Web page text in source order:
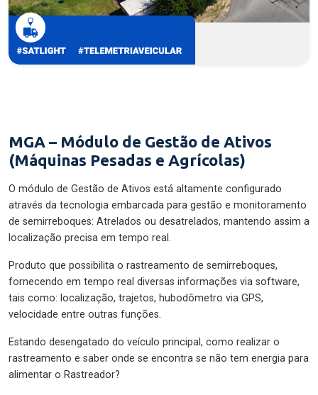
MGA – Módulo de Gestão de Ativos
(Máquinas Pesadas e Agrícolas)
O módulo de Gestão de Ativos está altamente configurado
através da tecnologia embarcada para gestão e monitoramento
de semirreboques: Atrelados ou desatrelados, mantendo assim a
localização precisa em tempo real.
Produto que possibilita o rastreamento de semirreboques,
fornecendo em tempo real diversas informações via software,
tais como: localização, trajetos, hubodômetro via GPS,
velocidade entre outras funções.
Estando desengatado do veículo principal, como realizar o
rastreamento e saber onde se encontra se não tem energia para
alimentar o Rastreador?